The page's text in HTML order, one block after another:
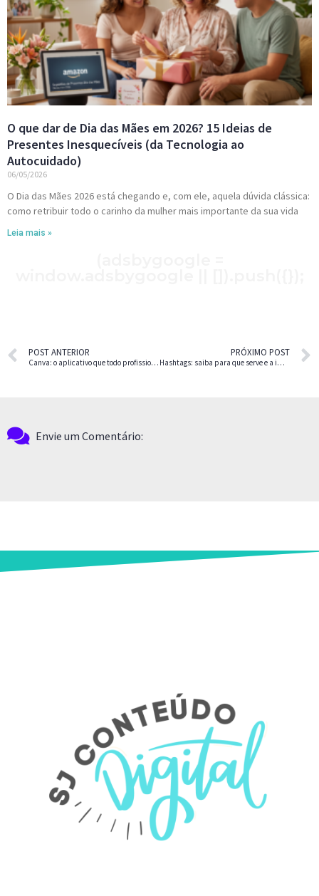
O que dar de Dia das Mães em 2026? 15 Ideias de
Presentes Inesquecíveis (da Tecnologia ao
Autocuidado)
06/05/2026
O Dia das Mães 2026 está chegando e, com ele, aquela dúvida clássica:
como retribuir todo o carinho da mulher mais importante da sua vida
Leia mais »
POST ANTERIOR
Canva: o aplicativo que todo profissional deve saber usar
PRÓXIMO POST
Hashtags: saiba para que serve e a importância de usar no Instagram quando postar
Envie um Comentário: